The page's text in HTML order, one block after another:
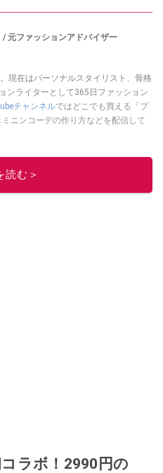
元ファッションアドバイザー
現在はパーソナルスタイリスト、骨格
ンライターとして365日ファッション
チャンネルではどこでも買える「プ
ニンコーデの作り方などを配信して
イチオシストの他の記事を読む
読む＞
ラボ！2990円の